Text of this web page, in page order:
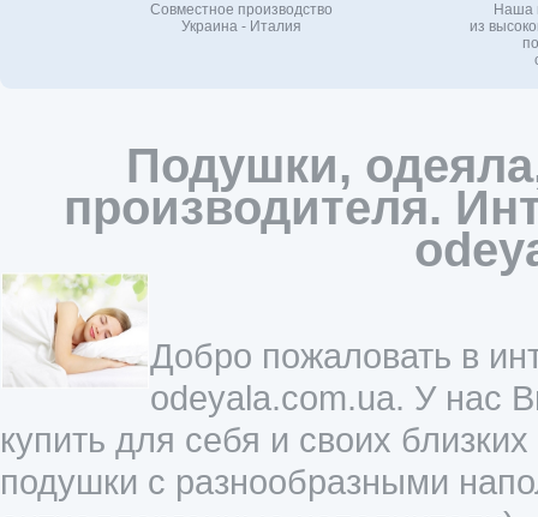
Совместное производство
Украина - Италия
Наша
из
Подушки,
производителя.
Добро пожаловать в
odeyala.com.ua. У нас
купить для себя и своих
подушки с разнообразными